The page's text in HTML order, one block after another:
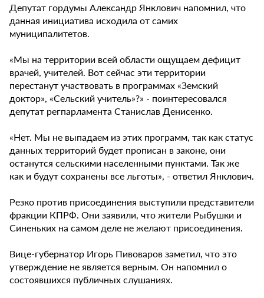
Депутат гордумы Александр Янклович напомнил, что
данная инициатива исходила от самих
муниципалитетов.
«Мы на территории всей области ощущаем дефицит
врачей, учителей. Вот сейчас эти территории
перестанут участвовать в программах «Земский
доктор», «Сельский учитель»?» - поинтересовался
депутат регпарламента Станислав Денисенко.
«Нет. Мы не выпадаем из этих программ, так как статус
данных территорий будет прописан в законе, они
останутся сельскими населенными пунктами. Так же
как и будут сохранены все льготы», - ответил Янклович.
Резко против присоединения выступили представители
фракции КПРФ. Они заявили, что жители Рыбушки и
Синеньких на самом деле не желают присоединения.
Вице-губернатор Игорь Пивоваров заметил, что это
утверждение не является верным. Он напомнил о
состоявшихся публичных слушаниях.